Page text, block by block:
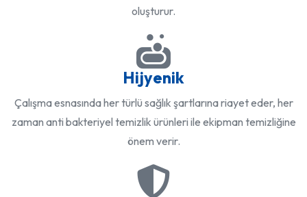
oluşturur.
Hijyenik
Çalışma esnasında her türlü sağlık şartlarına riayet eder, her
zaman anti bakteriyel temizlik ürünleri ile ekipman temizliğine
önem verir.